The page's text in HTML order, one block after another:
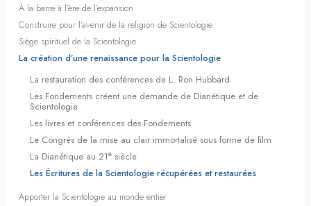
À la barre à l’ère de l’expansion
Construire pour l’avenir de la religion de Scientologie
Siège spirituel de la Scientologie
La création d’une renaissance pour la Scientologie
La restauration des conférences de L. Ron Hubbard
Les Fondements créent une demande de Dianétique et de
Scientologie
Les livres et conférences des Fondements
Le Congrès de la mise au clair immortalisé sous forme de film
La Dianétique au 21e siècle
Les Écritures de la Scientologie récupérées et restaurées
Apporter la Scientologie au monde entier